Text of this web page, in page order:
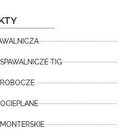
TIG